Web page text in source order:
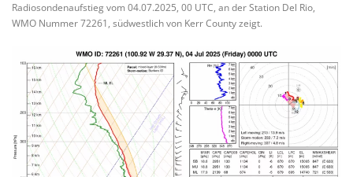
Radiosondenaufstieg vom 04.07.2025, 00 UTC, an der Station Del Rio,
WMO Nummer 72261, südwestlich von Kerr County zeigt.